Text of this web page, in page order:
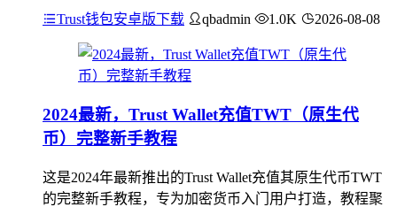
Trust钱包安卓版下载 qbadmin 1.0K 2026-08-08
2024最新，Trust Wallet充值TWT（原生代
币）完整新手教程
这是2024年最新推出的Trust Wallet充值其原生代币TWT
的完整新手教程，专为加密货币入门用户打造，教程聚